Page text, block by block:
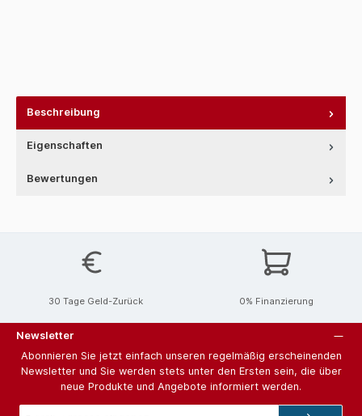
Beschreibung
Eigenschaften
Bewertungen
30 Tage Geld-Zurück 0% Finanzierung
Newsletter
Abonnieren Sie jetzt einfach unseren regelmäßig erscheinenden
Newsletter und Sie werden stets unter den Ersten sein, die über
neue Produkte und Angebote informiert werden.